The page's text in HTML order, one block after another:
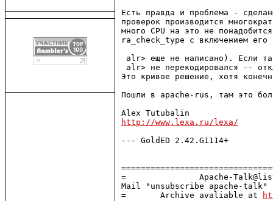
Есть пpавда и пpоблема -
пpовеpок пpоизводится
много CPU на это не
ra_check_type c включением
alr> еще не написано). Если
alr> не перекодировался --
Это кpивое pешение, хотя
Пошли в apache-rus, там это
http://www.lexa.ru/lexa/
--- GoldED 2.42.G1114+
=               Apache-
Mail "unsubscribe apache-
=       Archive avaliable at